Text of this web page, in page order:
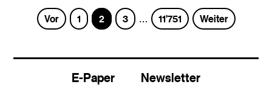
Minuten
Vor Seite
1 Seite
2 Seite
3 … Seite
11'751 Weiter
E-Paper Newsletter